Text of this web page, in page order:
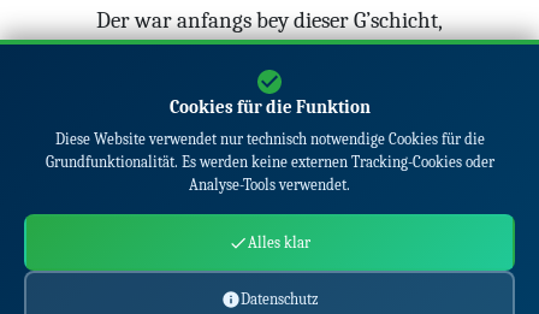
Der war anfangs bey dieser G’schicht,
Durch Jesum Christum, Amen.
www.maertyrerspiegel.de
Datenschutz
Cookies für die Funktion
Diese Website verwendet nur technisch notwendige Cookies für die
Grundfunktionalität. Es werden keine externen Tracking-Cookies oder
Analyse-Tools verwendet.
Alles klar
Datenschutz